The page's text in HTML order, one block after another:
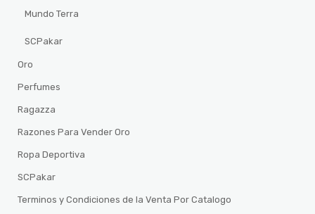
Mundo Terra
SCPakar
Oro
Perfumes
Ragazza
Razones Para Vender Oro
Ropa Deportiva
SCPakar
Terminos y Condiciones de la Venta Por Catalogo